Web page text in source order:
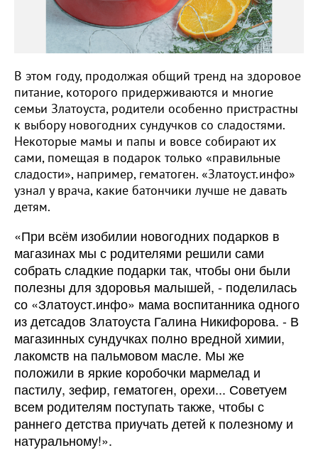
В этом году, продолжая общий тренд на здоровое
питание, которого придерживаются и многие
семьи Златоуста, родители особенно пристрастны
к выбору новогодних сундучков со сладостями.
Некоторые мамы и папы и вовсе собирают их
сами, помещая в подарок только «правильные
сладости», например, гематоген. «Златоуст.инфо»
узнал у врача, какие батончики лучше не давать
детям.
«При всём изобилии новогодних подарков в
магазинах мы с родителями решили сами
собрать сладкие подарки так, чтобы они были
полезны для здоровья малышей, - поделилась
со «Златоуст.инфо» мама воспитанника одного
из детсадов Златоуста Галина Никифорова. - В
магазинных сундучках полно вредной химии,
лакомств на пальмовом масле. Мы же
положили в яркие коробочки мармелад и
пастилу, зефир, гематоген, орехи... Советуем
всем родителям поступать также, чтобы с
раннего детства приучать детей к полезному и
натуральному!».